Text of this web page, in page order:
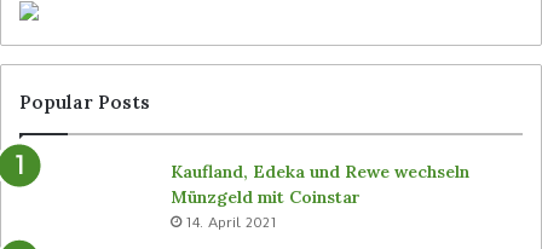
Popular Posts
Kaufland, Edeka und Rewe wechseln
Münzgeld mit Coinstar
14. April 2021